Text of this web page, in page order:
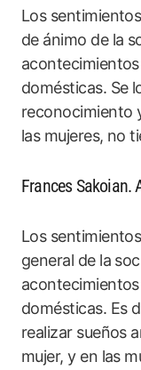
Los
de ánimo de la
domésticas. Se
reconocimiento
las mujeres, no
Frances Sakoian.
Los
general de la
domésticas. Es
realizar sueños
mujer, y en las